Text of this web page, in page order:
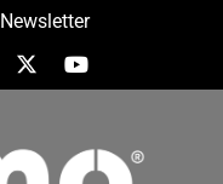
Newsletter